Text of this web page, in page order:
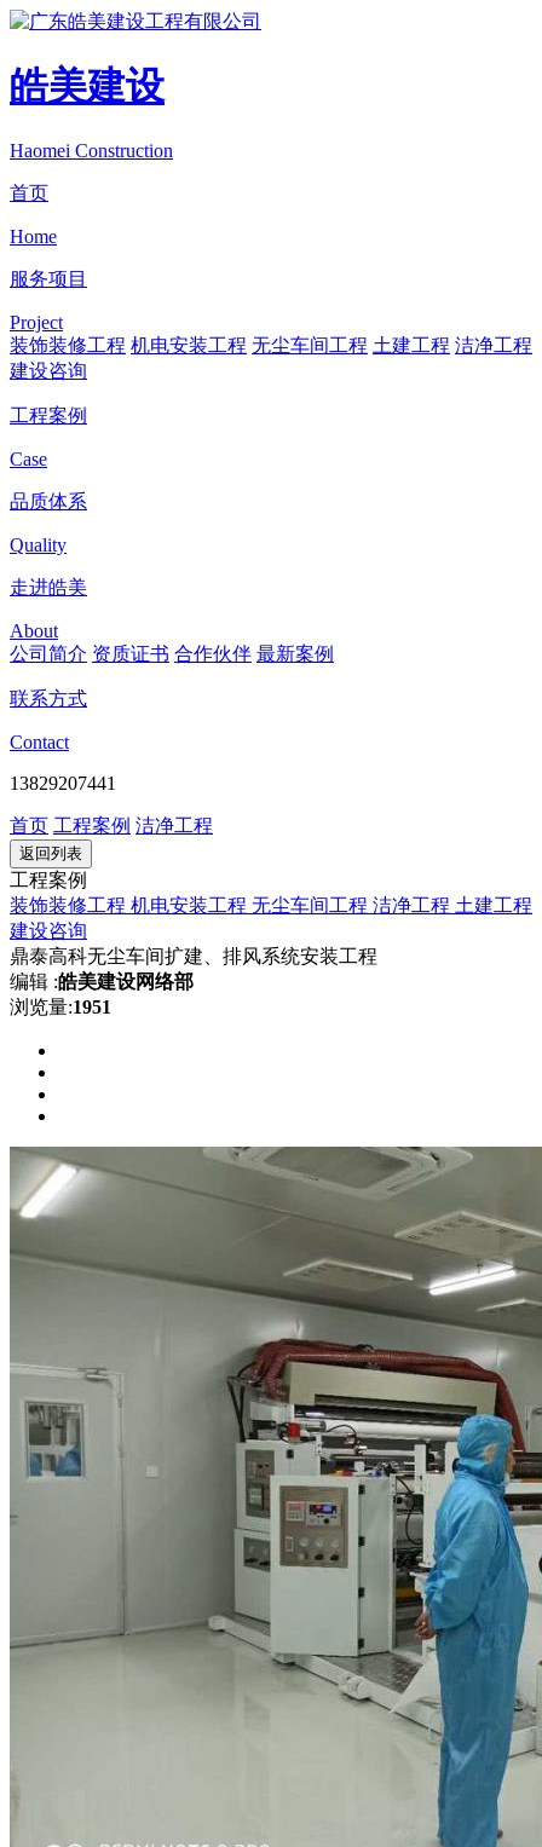
皓美建设
Haomei Construction
首页
Home
服务项目
Project
装饰装修工程 机电安装工程 无尘车间工程 土建工程 洁净工程
建设咨询
工程案例
Case
品质体系
Quality
走进皓美
About
公司简介 资质证书 合作伙伴 最新案例
联系方式
Contact
13829207441
首页 工程案例 洁净工程
返回列表
工程案例
装饰装修工程 机电安装工程 无尘车间工程 洁净工程 土建工程
建设咨询
鼎泰高科无尘车间扩建、排风系统安装工程
编辑 :皓美建设网络部
浏览量:1951